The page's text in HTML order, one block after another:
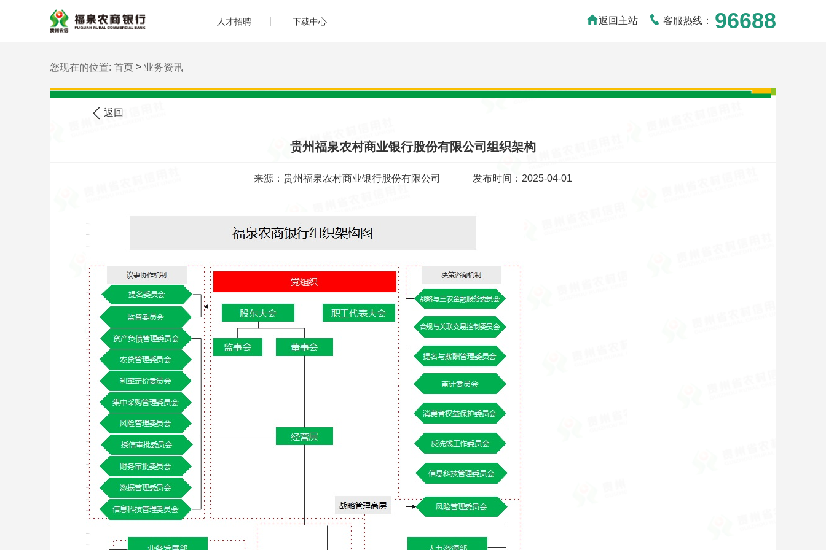
人才招聘 下载中心 返回主站 客服热线： 96688
您现在的位置: 首页> 业务资讯
返回
贵州福泉农村商业银行股份有限公司组织架构
来源：贵州福泉农村商业银行股份有限公司 发布时间：2025-04-01